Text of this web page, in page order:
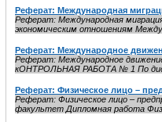
Реферат: Международная
Реферат: Международная
экономическим отношениям
Реферат: Международное
Реферат: Международное
кОНТРОЛЬНАЯ РАБОТА № 1 По
Реферат: Физическое лицо –
Реферат: Физическое лицо –
факультет Дипломная работа